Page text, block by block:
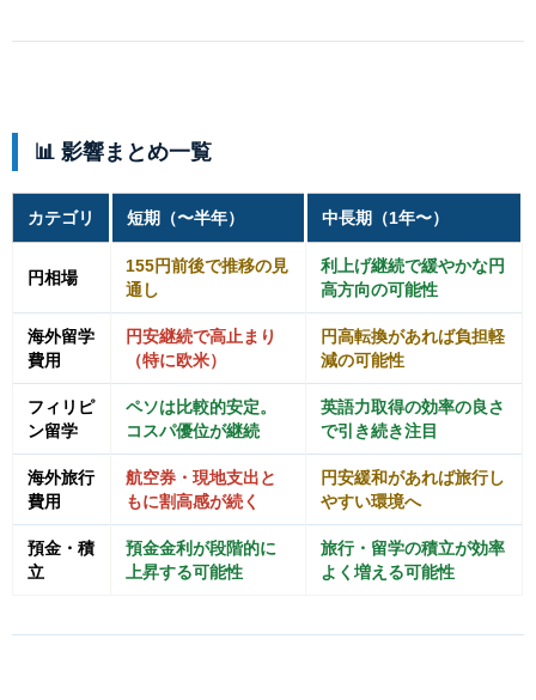
📊 影響まとめ一覧
カテゴリ 短期（〜半年） 中長期（1年〜）
円相場
155円前後で推移の見
通し
利上げ継続で緩やかな円
高方向の可能性
海外留学
費用
円安継続で高止まり
（特に欧米）
円高転換があれば負担軽
減の可能性
フィリピ
ン留学
ペソは比較的安定。
コスパ優位が継続
英語力取得の効率の良さ
で引き続き注目
海外旅行
費用
航空券・現地支出と
もに割高感が続く
円安緩和があれば旅行し
やすい環境へ
預金・積
立
預金金利が段階的に
上昇する可能性
旅行・留学の積立が効率
よく増える可能性